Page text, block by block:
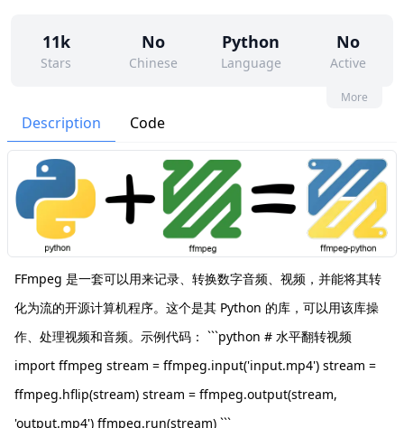
11k
Stars
No
Chinese
Python
Language
No
Active
Contributors Issues
None
942
Forks
Apache-2.0
License
More
Description Code
FFmpeg 是一套可以用来记录、转换数字音频、视频，并能将其转
化为流的开源计算机程序。这个是其 Python 的库，可以用该库操
作、处理视频和音频。示例代码： ```python # 水平翻转视频
import ffmpeg stream = ffmpeg.input('input.mp4') stream =
ffmpeg.hflip(stream) stream = ffmpeg.output(stream,
'output.mp4') ffmpeg.run(stream) ```